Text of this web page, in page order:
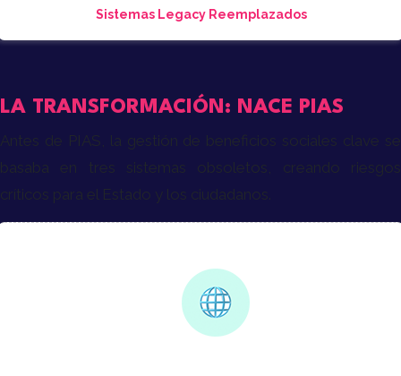
Sistemas Legacy Reemplazados
LA TRANSFORMACIÓN: NACE PIAS